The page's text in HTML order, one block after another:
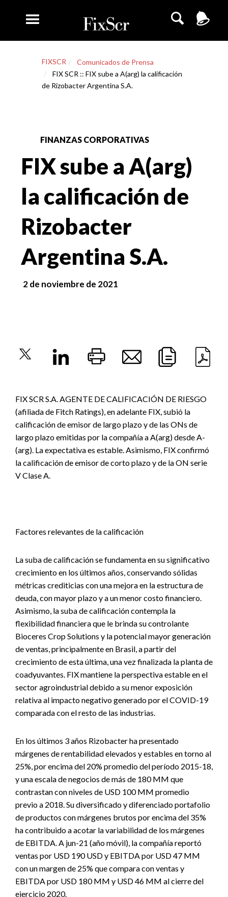
FIXSCR
Comunicados de Prensa
FIX SCR :: FIX sube a A(arg) la calificación
de Rizobacter Argentina S.A.
FINANZAS CORPORATIVAS
FIX sube a A(arg)
la calificación de
Rizobacter
Argentina S.A.
2 de noviembre de 2021
FIX SCR S.A. AGENTE DE CALIFICACIÓN DE RIESGO
(afiliada de Fitch Ratings), en adelante FIX, subió la
calificación de emisor de largo plazo y de las ONs de
largo plazo emitidas por la compañía a A(arg) desde A-
(arg). La expectativa es estable. Asimismo, FIX confirmó
la calificación de emisor de corto plazo y de la ON serie
V Clase A.
Factores relevantes de la calificación
La suba de calificación se fundamenta en su significativo
crecimiento en los últimos años, conservando sólidas
métricas crediticias con una mejora en la estructura de
deuda, con mayor plazo y a un menor costo financiero.
Asimismo, la suba de calificación contempla la
flexibilidad financiera que le brinda su controlante
Bioceres Crop Solutions y la potencial mayor generación
de ventas, principalmente en Brasil, a partir del
crecimiento de esta última, una vez finalizada la planta de
coadyuvantes. FIX mantiene la perspectiva estable en el
sector agroindustrial debido a su menor exposición
relativa al impacto negativo generado por el COVID-19
comparada con el resto de las industrias.
En los últimos 3 años Rizobacter ha presentado
márgenes de rentabilidad elevados y estables en torno al
25%, por encima del 20% promedio del período 2015-18,
y una escala de negocios de más de 180 MM que
contrastan con niveles de USD 100 MM promedio
previo a 2018. Su diversificado y diferenciado portafolio
de productos con márgenes brutos por encima del 35%
ha contribuido a acotar la variabilidad de los márgenes
de EBITDA. A jun-21 (año móvil), la compañía reportó
ventas por USD 190 USD y EBITDA por USD 47 MM
con un margen de 25% que compara con ventas y
EBITDA por USD 180 MM y USD 46 MM al cierre del
ejercicio 2020.